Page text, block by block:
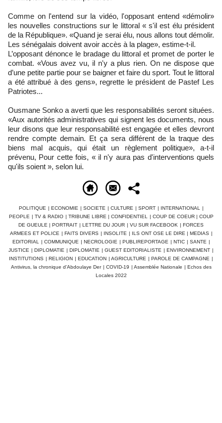
Comme on l'entend sur la vidéo, l'opposant entend «démolir»
les nouvelles constructions sur le littoral « s'il est élu président
de la République». «Quand je serai élu, nous allons tout démolir.
Les sénégalais doivent avoir accès à la plage», estime-t-il.
L’opposant dénonce le bradage du littoral et promet de porter le
combat. «Vous avez vu, il n'y a plus rien. On ne dispose que
d’une petite partie pour se baigner et faire du sport. Tout le littoral
a été attribué à des gens», regrette le président de Pastef Les
Patriotes...
Ousmane Sonko a averti que les responsabilités seront situées.
«Aux autorités administratives qui signent les documents, nous
leur disons que leur responsabilité est engagée et elles devront
rendre compte demain. Et ça sera différent de la traque des
biens mal acquis, qui était un règlement politique», a-t-il
prévenu, Pour cette fois, « il n'y aura pas d'interventions quels
qu'ils soient », selon lui.
POLITIQUE | ECONOMIE | SOCIETE | CULTURE | SPORT | INTERNATIONAL
|
PEOPLE | TV & RADIO | TRIBUNE LIBRE | CONFIDENTIEL | COUP DE COEUR | COUP
DE GUEULE | PORTRAIT | LETTRE DU JOUR | VU SUR FACEBOOK | FORCES
ARMEES ET POLICE | FAITS DIVERS | INSOLITE | ILS ONT OSE LE DIRE | MEDIAS |
EDITORIAL
| COMMUNIQUE | NECROLOGIE | PUBLIREPORTAGE | NTIC | SANTE |
JUSTICE | DIPLOMATIE | DIPLOMATIE | GUEST EDITORIALISTE | ENVIRONNEMENT |
INSTITUTIONS | RELIGION | EDUCATION | AGRICULTURE | PAROLE DE CAMPAGNE |
Antivirus, la chronique d'Abdoulaye Der | COVID-19 | Assemblée Nationale | Echos des
Locales 2022